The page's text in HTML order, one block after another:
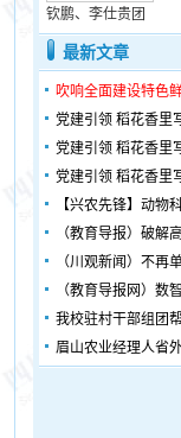
钦鹏、李仕贵团
最新文章
吹响全面建设特色
党建引领 稻花香里
党建引领 稻花香里
党建引领 稻花香里
【兴农先锋】动物
（教育导报）破解
（川观新闻）不再
（教育导报网）数
我校驻村干部组团
眉山农业经理人省